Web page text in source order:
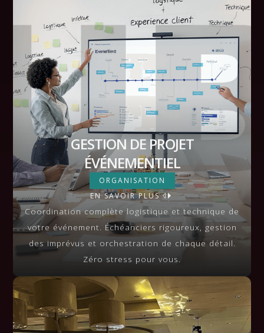
GESTION DE PROJET
ÉVÉNEMENTIEL
GESTION DE PROJET
ÉVÉNEMENTIEL
ORGANISATION
EN SAVOIR PLUS
VIEW MORE
Coordination complète logistique et technique de
votre événement. Échéanciers rigoureux, gestion
des imprévus et orchestration de chaque détail.
Zéro stress pour vous.